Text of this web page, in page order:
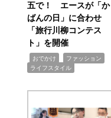
五で！ エースが「か
ばんの日」に合わせ
「旅行川柳コンテス
ト」を開催
おでかけ ファッション
ライフスタイル